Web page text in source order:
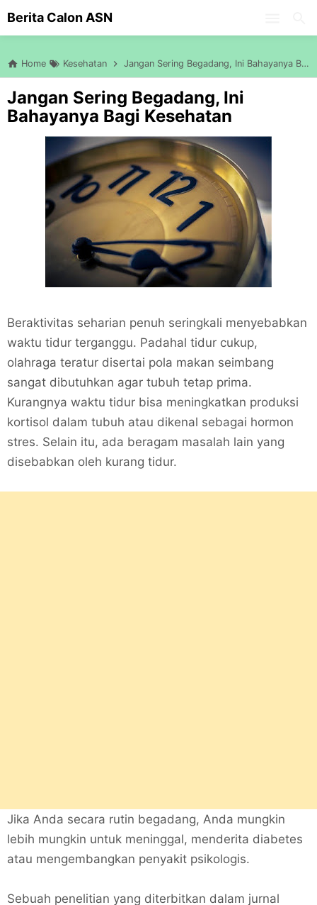
Skip to main content
Berita Calon ASN
Home Kesehatan Jangan Sering Begadang, Ini Bahayanya Bagi Kesehatan
Jangan Sering Begadang, Ini
Bahayanya Bagi Kesehatan
Beraktivitas seharian penuh seringkali menyebabkan
waktu tidur terganggu. Padahal tidur cukup,
olahraga teratur disertai pola makan seimbang
sangat dibutuhkan agar tubuh tetap prima.
Kurangnya waktu tidur bisa meningkatkan produksi
kortisol dalam tubuh atau dikenal sebagai hormon
stres. Selain itu, ada beragam masalah lain yang
disebabkan oleh kurang tidur.
Jika Anda secara rutin begadang, Anda mungkin
lebih mungkin untuk meninggal, menderita diabetes
atau mengembangkan penyakit psikologis.
Sebuah penelitian yang diterbitkan dalam jurnal